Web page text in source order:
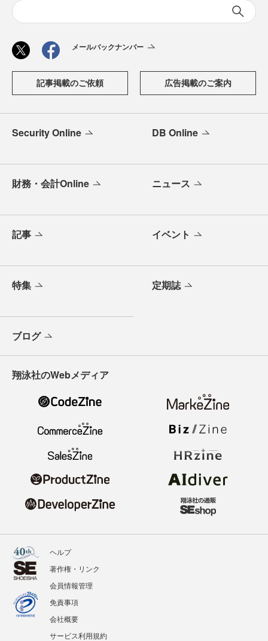
メールバックナンバー
記事掲載のご依頼 広告掲載のご案内
Security Online DB Online
財務・会計Online ニュース
記事 イベント
特集 定期誌
ブログ
翔泳社のWebメディア
ヘルプ
著作権・リンク
会員情報管理
免責事項
会社概要
サービス利用規約